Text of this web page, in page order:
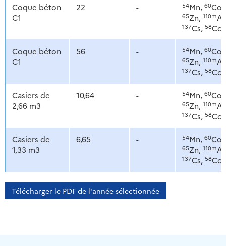
Coque béton
C1
22 - 54Mn, 60Co,
65Zn, 110m
137Cs, 58Co
Coque béton
C1
56 - 54Mn, 60Co,
65Zn, 110m
137Cs, 58Co
Casiers de
2,66 m3
10,64 - 54Mn, 60Co,
65Zn, 110m
137Cs, 58Co
Casiers de
1,33 m3
6,65 - 54Mn, 60Co,
65Zn, 110m
137Cs, 58Co
Télécharger le PDF de l'année sélectionnée